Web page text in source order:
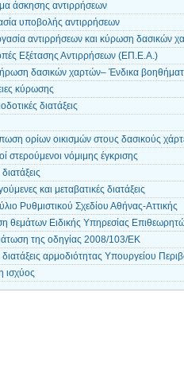
άσκησης αντιρρήσεων
υποβολής αντιρρήσεων
αντιρρήσεων και κύρωση δασικών
Εξέτασης Αντιρρήσεων (ΕΠ.Ε.Α.)
δασικών χαρτών– Ένδικα
κύρωσης
διατάξεις
ορίων οικισμών στους δασικούς
στερούμενοι νόμιμης έγκρισης
και μεταβατικές διατάξεις
Ρυθμιστικού Σχεδίου Αθήνας-Αττικής
θεμάτων Ειδικής Υπηρεσίας
της οδηγίας 2008/103/ΕΚ
αρμοδιότητας Υπουργείου
ισχύος